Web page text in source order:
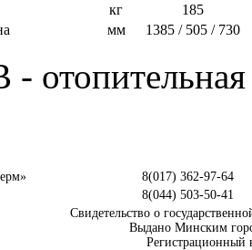
кг
185
мм 1385 / 505 / 730
-
8(017) 362-97-64
8(044) 503-50-41
Свидетельство о
Выдано Минским
Регистрационный